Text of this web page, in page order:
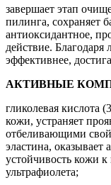
завершает этап
пилинга, сохраняет
антиоксидантное,
действие. Благодаря
эффективнее,
АКТИВНЫЕ
гликолевая кислота
кожи, устраняет
отбеливающими
эластина, оказывает
устойчивость кожи
ультрафиолета;